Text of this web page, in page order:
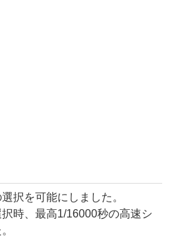
択を可能にしました。
時、最高1/16000秒の高速シ